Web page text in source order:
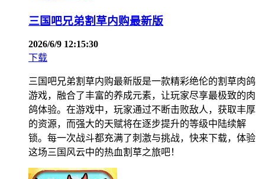
三国吧兄弟割草内购最新版
2026/6/9 12:15:30
下载
三国吧兄弟割草内购最新版是一款精彩绝伦的割草肉鸽
游戏，融合了丰富的养成元素，让玩家尽享最极致的肉
鸽体验。在游戏中，玩家通过不断击败敌人，获取丰厚
的资源，而强大的天赋将在逐步提升的等级中陆续解
锁。每一次战斗都充满了刺激与挑战，快来下载，体验
这场三国风云中的热血割草之旅吧！